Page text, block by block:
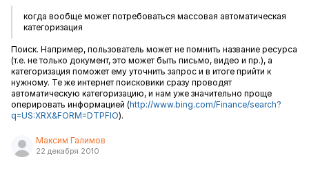
когда вообще может потребоваться массовая автоматическая
категоризация
Поиск. Например, пользователь может не помнить название ресурса
(т.е. не только документ, это может быть письмо, видео и пр.), а
категоризация поможет ему уточнить запрос и в итоге прийти к
нужному. Те же интернет поисковики сразу проводят
автоматическую категоризацию, и нам уже значительно проще
оперировать информацией (http://www.bing.com/Finance/search?
q=US:XRX&FORM=DTPFIO).
Максим Галимов
22 декабря 2010